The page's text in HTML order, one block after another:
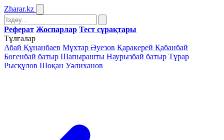
Zharar.kz
Реферат Жоспарлар Тест сұрақтары
Тұлғалар
Абай Құнанбаев Мұхтар Әуезов Қаракерей Қабанбай
Бөгенбай батыр Шапырашты Наурызбай батыр Тұрар
Рысқұлов Шоқан Уәлиханов